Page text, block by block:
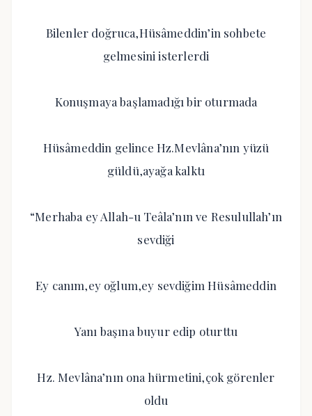
Bilenler doğruca,Hüsâmeddin’in sohbete
gelmesini isterlerdi
Konuşmaya başlamadığı bir oturmada
Hüsâmeddin gelince Hz.Mevlâna’nın yüzü
güldü,ayağa kalktı
“Merhaba ey Allah-u Teâla’nın ve Resulullah’ın
sevdiği
Ey canım,ey oğlum,ey sevdiğim Hüsâmeddin
Yanı başına buyur edip oturttu
Hz. Mevlâna’nın ona hürmetini,çok görenler
oldu